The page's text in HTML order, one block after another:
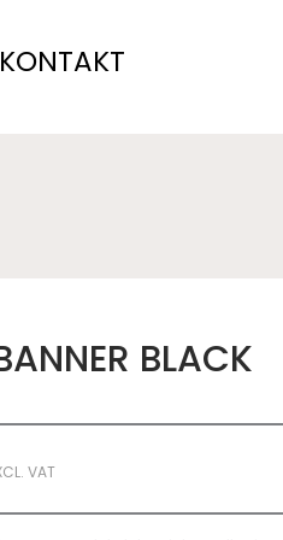
KONTAKT
BLACK
VAT